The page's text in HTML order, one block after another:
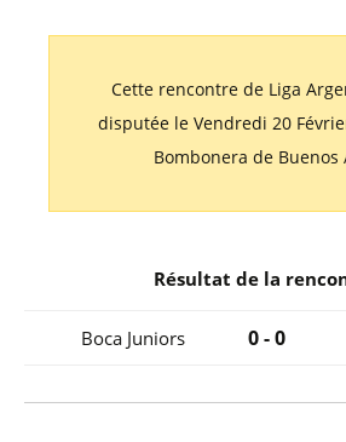
Cette rencontre de Liga
disputée le Vendredi 20
Bombonera de Buenos
Résultat de la
Boca Juniors 0 - 0